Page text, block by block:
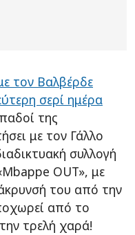
τον Βαλβέρδε
σερί ημέρα
της
με τον Γάλλο
συλλογή
OUT», με
του από την
από το
τρελή χαρά!